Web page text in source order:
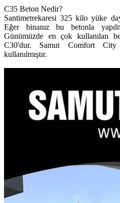
C35 Beton Nedir?
Santimetrekaresi 325 kilo yüke
Eğer binanız bu betonla
Günümüzde en çok kullanılan
C30'dur. Samut Comfort
kullanılmıştır.